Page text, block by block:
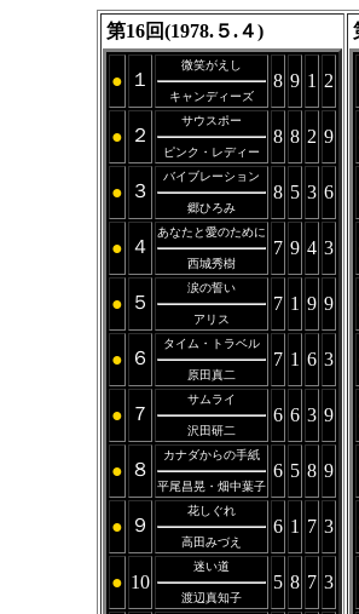
第16回(1978.５.４)
● １
微笑がえし
キャンディーズ
8 9 1 2
● ２
サウスポー
ピンク・レディー
8 8 2 9
● ３
バイブレーション
郷ひろみ
8 5 3 6
● ４
あなたと愛のために
西城秀樹
7 9 4 3
● ５
涙の誓い
アリス
7 1 9 9
● ６
タイム・トラベル
原田真二
7 1 6 3
● ７
サムライ
沢田研二
6 6 3 9
● ８
カナダからの手紙
平尾昌晃・畑中葉子
6 5 8 9
● ９
花しぐれ
高田みづえ
6 1 7 3
● 10
迷い道
渡辺真知子
5 8 7 3